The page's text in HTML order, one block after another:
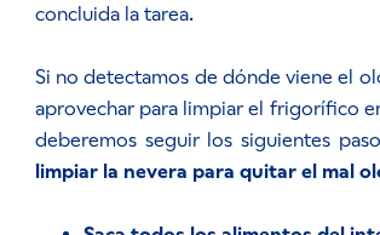
concluida la tarea.
Si no detectamos de dónde viene el
aprovechar para limpiar el frigorífico
deberemos seguir los siguientes
limpiar la nevera para quitar el mal